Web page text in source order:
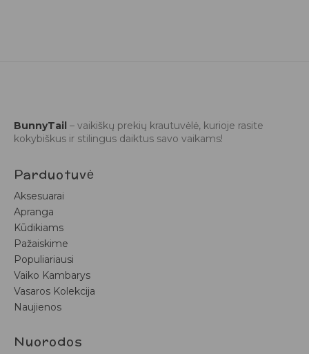
BunnyTail – vaikiškų prekių krautuvėlė, kurioje rasite
kokybiškus ir stilingus daiktus savo vaikams!
Parduotuvė
Aksesuarai
Apranga
Kūdikiams
Pažaiskime
Populiariausi
Vaiko Kambarys
Vasaros Kolekcija
Naujienos
Nuorodos